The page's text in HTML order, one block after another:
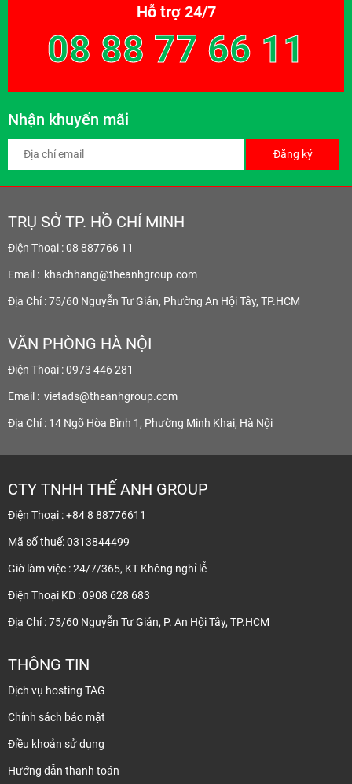
Hỗ trợ 24/7
08 88 77 66 11
Nhận khuyến mãi
Đăng ký
TRỤ SỞ TP. HỒ CHÍ MINH
Điện Thoại : 08 887766 11
Email : khachhang@theanhgroup.com
Địa Chỉ : 75/60 Nguyễn Tư Giản, Phường An Hội Tây, TP.HCM
VĂN PHÒNG HÀ NỘI
Điện Thoại : 0973 446 281
Email : vietads@theanhgroup.com
Địa Chỉ : 14 Ngõ Hòa Bình 1, Phường Minh Khai, Hà Nội
CTY TNHH THẾ ANH GROUP
Điện Thoại : +84 8 88776611
Mã số thuế: 0313844499
Giờ làm việc : 24/7/365, KT Không nghỉ lễ
Điện Thoại KD : 0908 628 683
Địa Chỉ : 75/60 Nguyễn Tư Giản, P. An Hội Tây, TP.HCM
THÔNG TIN
Dịch vụ hosting TAG
Chính sách bảo mật
Điều khoản sử dụng
Hướng dẫn thanh toán